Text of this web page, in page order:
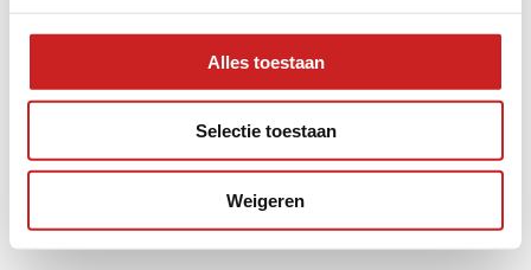
Alles toestaan
Selectie toestaan
Weigeren